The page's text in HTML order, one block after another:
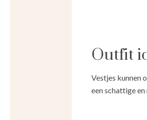
Outfit
Vestjes kunnen
een schattige